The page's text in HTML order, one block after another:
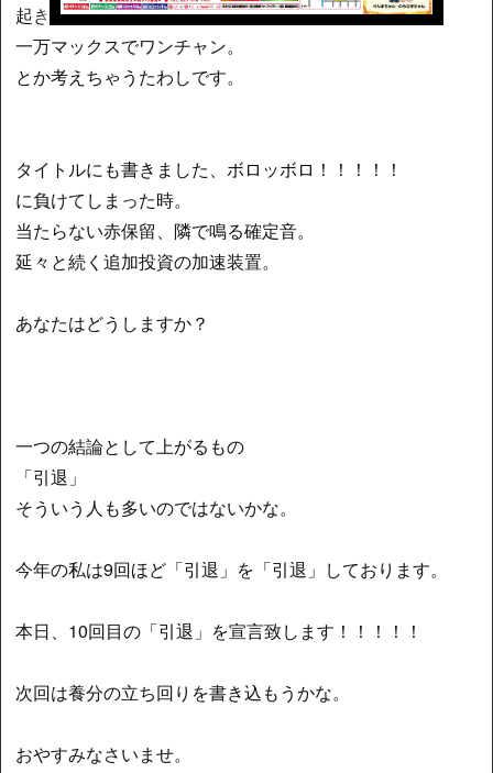
起きたら
一万マックスでワンチャン。
とか考えちゃうたわしです。
タイトルにも書きました、ボロッボロ！！！！！
に負けてしまった時。
当たらない赤保留、隣で鳴る確定音。
延々と続く追加投資の加速装置。
あなたはどうしますか？
一つの結論として上がるもの
「引退」
そういう人も多いのではないかな。
今年の私は9回ほど「引退」を「引退」しております。
本日、10回目の「引退」を宣言致します！！！！！
次回は養分の立ち回りを書き込もうかな。
おやすみなさいませ。